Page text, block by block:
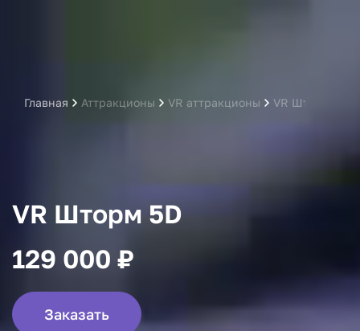
Главная Аттракционы VR аттракционы VR Шторм 5D
VR Шторм 5D
129 000 ₽
Заказать